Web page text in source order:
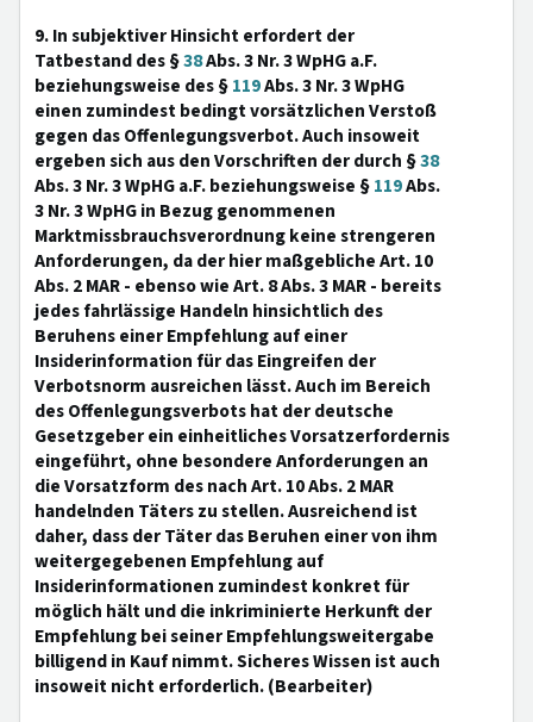
9. In subjektiver Hinsicht erfordert der
Tatbestand des §38Abs. 3 Nr. 3 WpHG a.F.
beziehungsweise des §119Abs. 3 Nr. 3 WpHG
einen zumindest bedingt vorsätzlichen Verstoß
gegen das Offenlegungsverbot. Auch insoweit
ergeben sich aus den Vorschriften der durch §38
Abs. 3 Nr. 3 WpHG a.F. beziehungsweise §119Abs.
3 Nr. 3 WpHG in Bezug genommenen
Marktmissbrauchsverordnung keine strengeren
Anforderungen, da der hier maßgebliche Art. 10
Abs. 2 MAR - ebenso wie Art. 8 Abs. 3 MAR - bereits
jedes fahrlässige Handeln hinsichtlich des
Beruhens einer Empfehlung auf einer
Insiderinformation für das Eingreifen der
Verbotsnorm ausreichen lässt. Auch im Bereich
des Offenlegungsverbots hat der deutsche
Gesetzgeber ein einheitliches Vorsatzerfordernis
eingeführt, ohne besondere Anforderungen an
die Vorsatzform des nach Art. 10 Abs. 2 MAR
handelnden Täters zu stellen. Ausreichend ist
daher, dass der Täter das Beruhen einer von ihm
weitergegebenen Empfehlung auf
Insiderinformationen zumindest konkret für
möglich hält und die inkriminierte Herkunft der
Empfehlung bei seiner Empfehlungsweitergabe
billigend in Kauf nimmt. Sicheres Wissen ist auch
insoweit nicht erforderlich. (Bearbeiter)